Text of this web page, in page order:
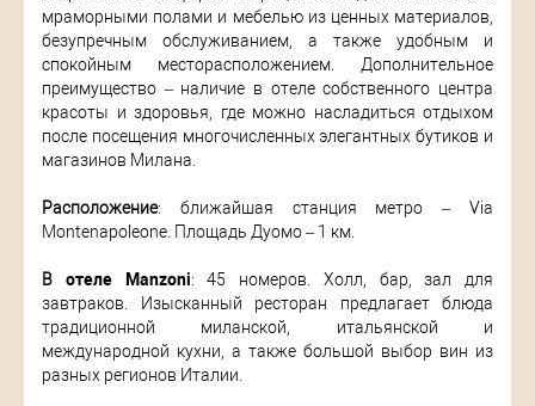
мраморными полами и мебелью из ценных материалов,
безупречным обслуживанием, а также удобным и
спокойным месторасположением. Дополнительное
преимущество – наличие в отеле собственного центра
красоты и здоровья, где можно насладиться отдыхом
после посещения многочисленных элегантных бутиков и
магазинов Милана.
Расположение: ближайшая станция метро – Via
Montenapoleone. Площадь Дуомо – 1 км.
В отеле Manzoni: 45 номеров. Холл, бар, зал для
завтраков. Изысканный ресторан предлагает блюда
традиционной миланской, итальянской и
международной кухни, а также большой выбор вин из
разных регионов Италии.